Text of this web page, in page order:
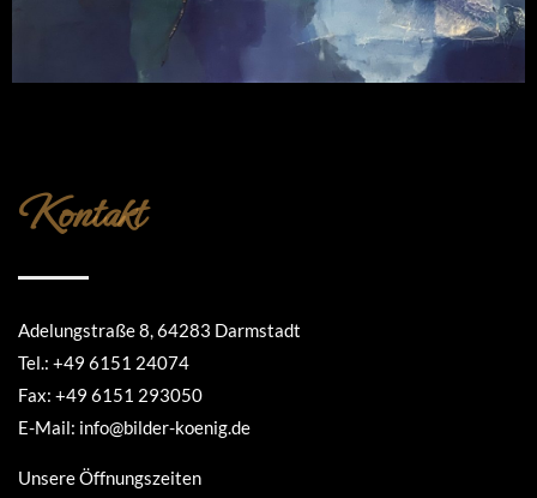
Kontakt
Adelungstraße 8, 64283 Darmstadt
Tel.: +49 6151 24074
Fax: +49 6151 293050
E-Mail: info@bilder-koenig.de
Unsere Öffnungszeiten